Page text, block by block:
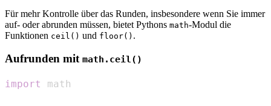
Für mehr Kontrolle über das Runden, insbesondere wenn Sie immer
auf- oder abrunden müssen, bietet Pythons math-Modul die
Funktionen ceil() und floor() .
Aufrunden mit math.ceil()
import